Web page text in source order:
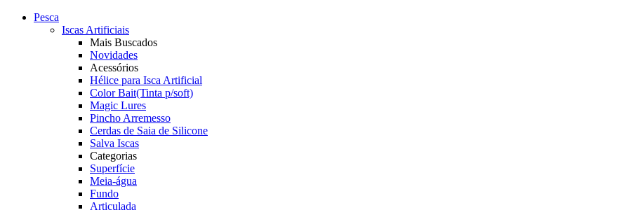
Pesca
Iscas Artificiais
Mais Buscados
Novidades
Acessórios
Hélice para Isca Artificial
Color Bait(Tinta p/soft)
Magic Lures
Pincho Arremesso
Cerdas de Saia de Silicone
Salva Iscas
Categorias
Superfície
Meia-água
Fundo
Articulada